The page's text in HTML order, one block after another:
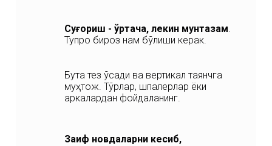
Суғориш - ўртача, лекин мунтазам.
Тупроқ бироз нам бўлиши керак.
Бута тез ўсади ва вертикал таянчга
муҳтож. Тўрлар, шпалерлар ёки
аркалардан фойдаланинг.
Заиф новдаларни кесиб,